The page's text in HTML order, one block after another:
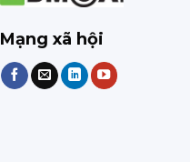
Mạng xã hội